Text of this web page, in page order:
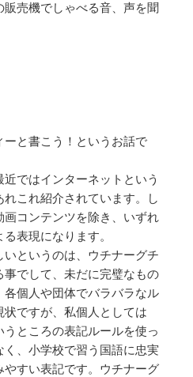
販売機でしゃべる音、声を聞
と書こう！というお話で
ではインターネットという
これ紹介されています。し
コンテンツを除き、いずれ
表現になります。
というのは、ウチナーグチ
でして、未だに完璧なもの
個人や団体でバラバラなル
ですが、私個人としては
うところの表記ルールを使っ
、小学校で習う国語に忠実
すい表記です。ウチナーグ